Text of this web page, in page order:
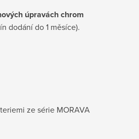
úpraváchchrom
dodání do1 měsíce).
ze série MORAVA